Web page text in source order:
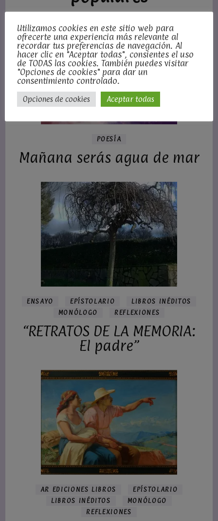
POESÍA
Mañana serás agua de mar
ENSAYO EPÍSTOLARIO
LIBROS INÉDITOS
MONÓLOGO
REFLEXIONES
“RETRATOS DE LA MEMORIA:
El padre”
AR EDICIONES LIBROS
EPÍSTOLARIO
LIBROS INÉDITOS
MONÓLOGO
REFLEXIONES
Utilizamos cookies en este sitio web para
ofrecerte una experiencia más relevante al
recordar tus preferencias de navegación. Al
hacer clic en "Aceptar todas", consientes el uso
de TODAS las cookies. También puedes visitar
"Opciones de cookies" para dar un
consentimiento controlado.
Opciones de cookies Aceptar todas